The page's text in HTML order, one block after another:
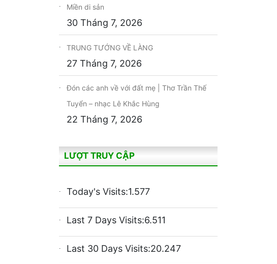
Miền di sản
30 Tháng 7, 2026
TRUNG TƯỚNG VỀ LÀNG
27 Tháng 7, 2026
Đón các anh về với đất mẹ | Thơ Trần Thế
Tuyển – nhạc Lê Khắc Hùng
22 Tháng 7, 2026
LƯỢT TRUY CẬP
Today's Visits:1.577
Last 7 Days Visits:6.511
Last 30 Days Visits:20.247